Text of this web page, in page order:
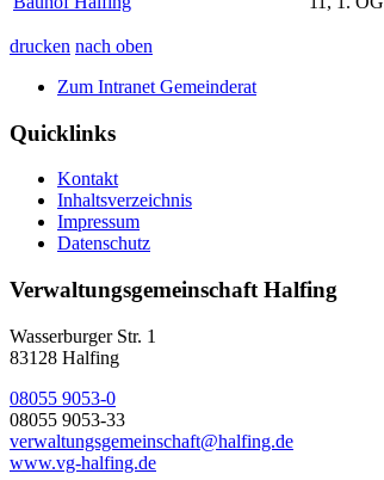
drucken nach oben
Zum Intranet Gemeinderat
Quicklinks
Kontakt
Inhaltsverzeichnis
Impressum
Datenschutz
Verwaltungsgemeinschaft Halfing
Wasserburger Str. 1
83128 Halfing
08055 9053-0
08055 9053-33
verwaltungsgemeinschaft@halfing.de
www.vg-halfing.de